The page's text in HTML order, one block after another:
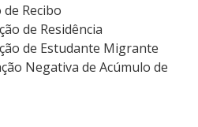
Recibo
de Residência
de Estudante Migrante
Negativa de Acúmulo de